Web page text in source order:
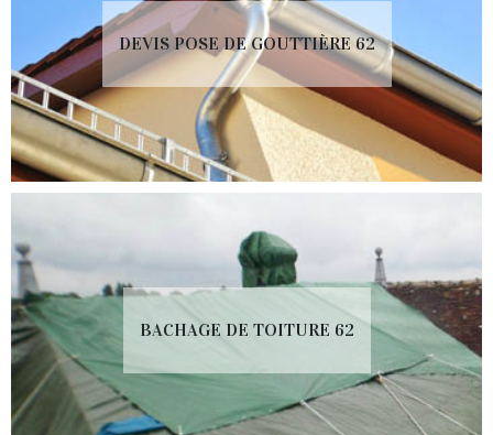
DEVIS POSE DE GOUTTIÈRE 62
BACHAGE DE TOITURE 62